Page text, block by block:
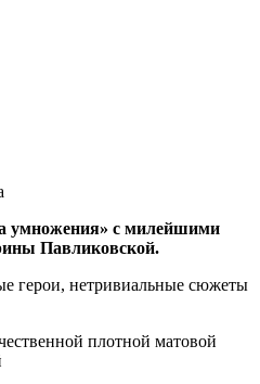
умножения» с милейшими
Павликовской.
герои, нетривиальные сюжеты
плотной матовой